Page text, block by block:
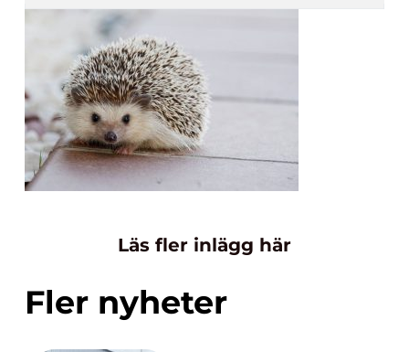
Läs fler inlägg här
Fler nyheter